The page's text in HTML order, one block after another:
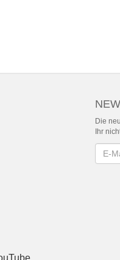
Die
Ihr